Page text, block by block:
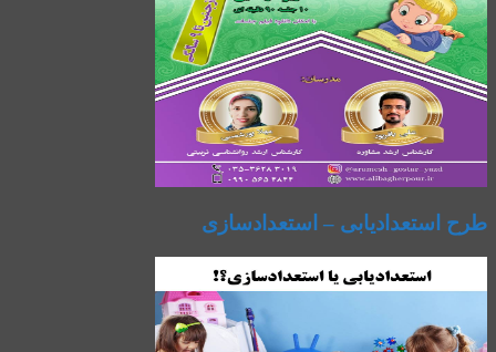
طرح استعدادیابی – استعدادسازی